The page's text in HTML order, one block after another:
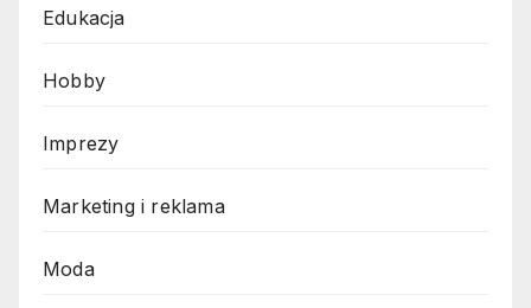
Edukacja
Hobby
Imprezy
Marketing i reklama
Moda